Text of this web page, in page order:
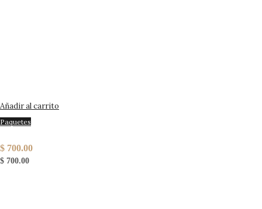
Añadir al carrito
Paquetes
$ 700.00
$ 700.00